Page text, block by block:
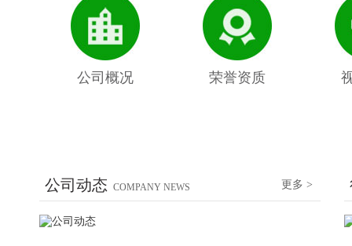
公司概况 荣誉资质
公司动态 COMPANY NEWS 更多 >